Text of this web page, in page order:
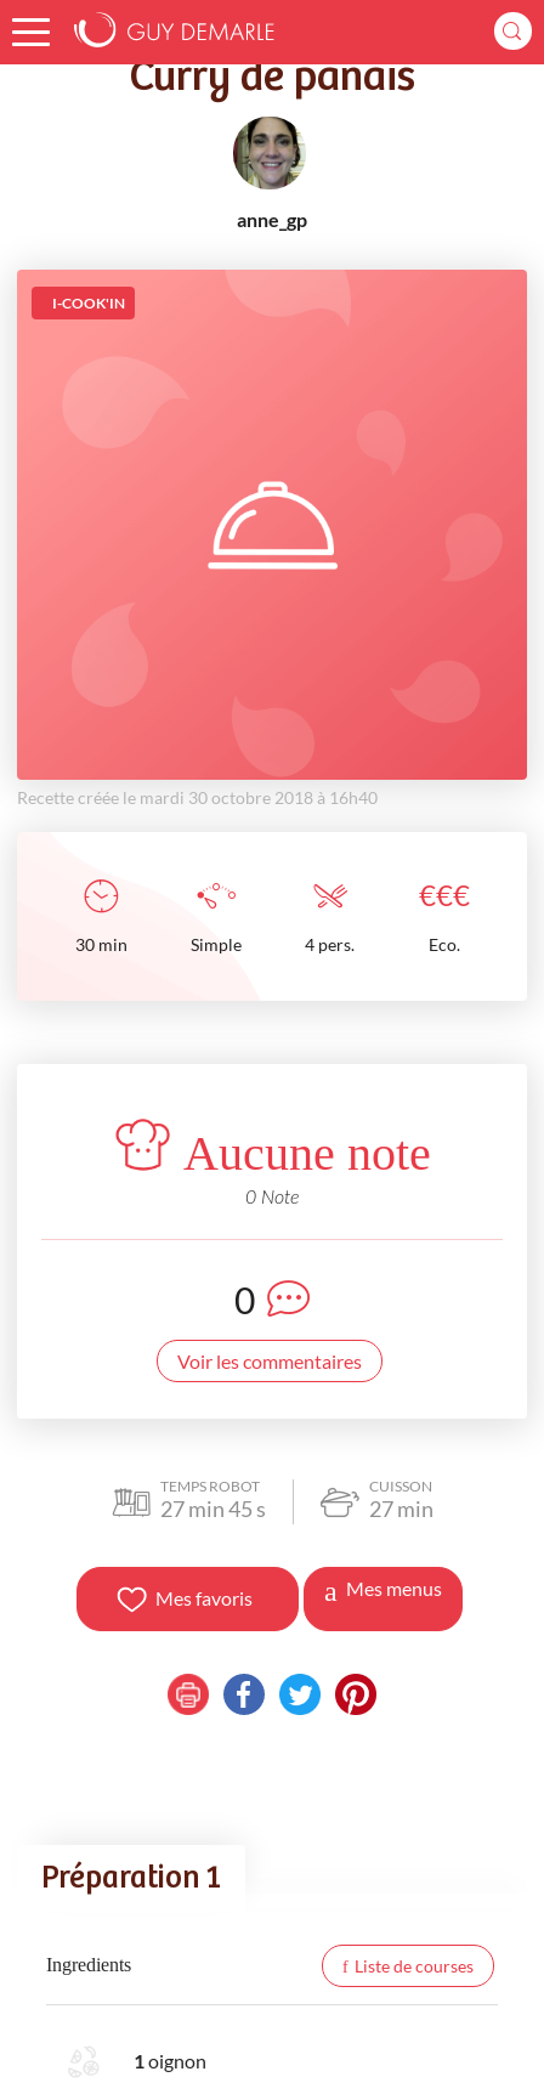
Accueil Recettes Curry de panais
Curry de panais
anne_gp
I-COOK'IN
Recette créée le mardi 30 octobre 2018 à 16h40
€€€
30 min Simple 4 pers. Eco.
Aucune note
0 Note
0
Voir les commentaires
TEMPS ROBOT
27min45 s
CUISSON
27min
Mes favoris Mes menus
Préparation 1
Ingredients Liste de courses
1oignon